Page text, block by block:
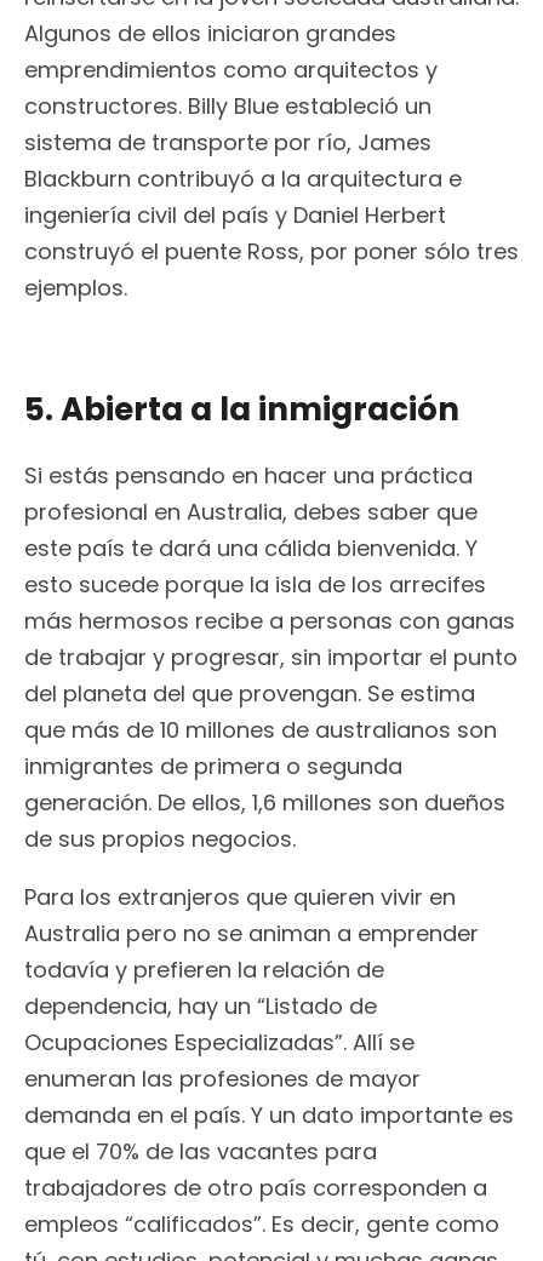
Algunos de ellos iniciaron grandes
emprendimientos como arquitectos y
constructores. Billy Blue estableció un
sistema de transporte por río, James
Blackburn contribuyó a la arquitectura e
ingeniería civil del país y Daniel Herbert
construyó el puente Ross, por poner sólo tres
ejemplos.
5. Abierta a la inmigración
Si estás pensando en hacer una práctica
profesional en Australia, debes saber que
este país te dará una cálida bienvenida. Y
esto sucede porque la isla de los arrecifes
más hermosos recibe a personas con ganas
de trabajar y progresar, sin importar el punto
del planeta del que provengan. Se estima
que más de 10 millones de australianos son
inmigrantes de primera o segunda
generación. De ellos, 1,6 millones son dueños
de sus propios negocios.
Para los extranjeros que quieren vivir en
Australia pero no se animan a emprender
todavía y prefieren la relación de
dependencia, hay un “Listado de
Ocupaciones Especializadas”. Allí se
enumeran las profesiones de mayor
demanda en el país. Y un dato importante es
que el 70% de las vacantes para
trabajadores de otro país corresponden a
empleos “calificados”. Es decir, gente como